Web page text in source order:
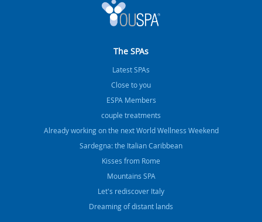
The SPAs
Latest SPAs
Close to you
ESPA Members
couple treatments
Already working on the next World Wellness Weekend
Sardegna: the Italian Caribbean
Kisses from Rome
Mountains SPA
Let's rediscover Italy
Dreaming of distant lands